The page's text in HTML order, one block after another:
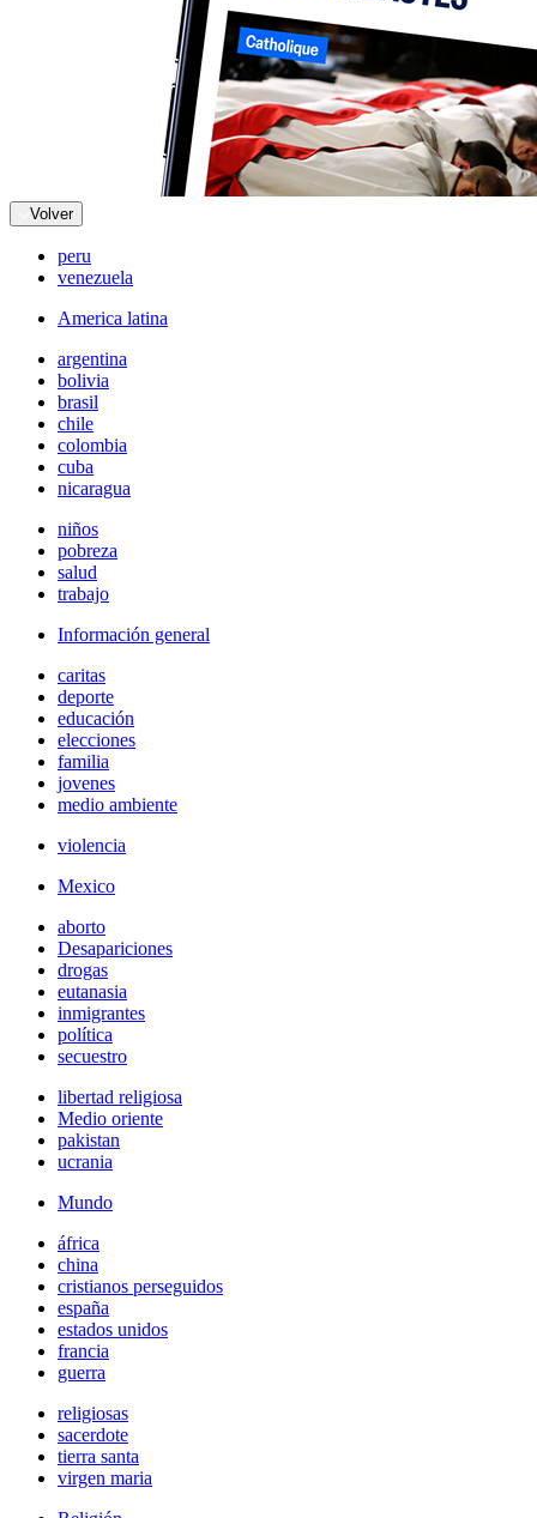
Volver
peru
venezuela
America latina
argentina
bolivia
brasil
chile
colombia
cuba
nicaragua
niños
pobreza
salud
trabajo
Información general
caritas
deporte
educación
elecciones
familia
jovenes
medio ambiente
violencia
Mexico
aborto
Desapariciones
drogas
eutanasia
inmigrantes
política
secuestro
libertad religiosa
Medio oriente
pakistan
ucrania
Mundo
áfrica
china
cristianos perseguidos
españa
estados unidos
francia
guerra
religiosas
sacerdote
tierra santa
virgen maria